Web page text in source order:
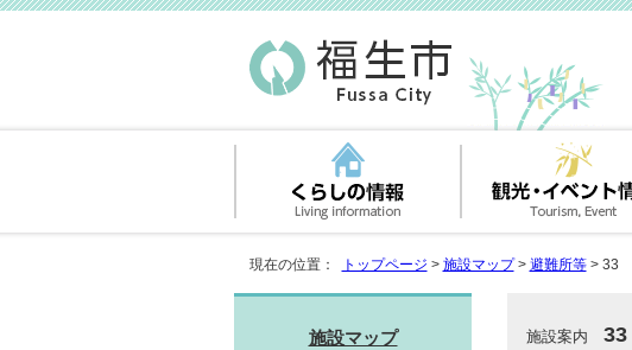
現在の位置： トップページ > 施設マップ> 避難所等> 33
施設案内 33
施設マップ